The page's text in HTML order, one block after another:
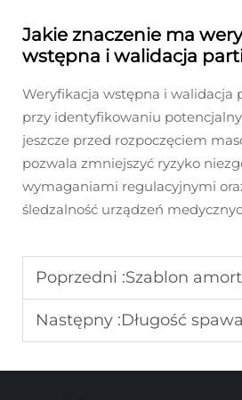
Jakie znaczenie ma
wstępna i walidacja
Weryfikacja wstępna i walidacja
przy identyfikowaniu
jeszcze przed rozpoczęciem
pozwala zmniejszyć ryzyko
wymaganiami regulacyjnymi
śledzalność urządzeń
Poprzedni :Szablon amortyzacji i odpisów środków trwałych dla
Następny :Długość spawania laserowego i rozliczanie kosztów dla